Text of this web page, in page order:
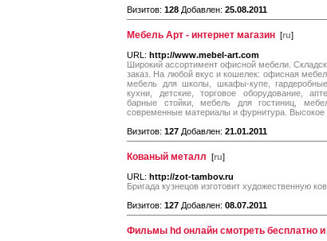
Визитов: 128 Добавлен: 25.08.2011
Мебель Арт - интернет магазин [ru]
URL: http://www.mebel-art.com
Широкий ассортимент офисной мебели.
заказ. На любой вкус и кошелек: офисная
мебель для школы, шкафы-купе,
кухни, детские, торговое оборудование,
барные стойки, мебель для гостиниц,
современные материалы и фурнитура. Высокое
Визитов: 127 Добавлен: 21.01.2011
Кованый металл [ru]
URL: http://zot-tambov.ru
Бригада кузнецов изготовит художественную
Визитов: 127 Добавлен: 08.07.2011
Фильмы hd онлайн смотреть бесплатно и